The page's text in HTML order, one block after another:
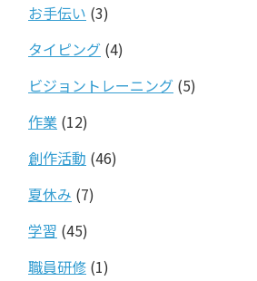
お手伝い (3)
タイピング (4)
ビジョントレーニング (5)
作業 (12)
創作活動 (46)
夏休み (7)
学習 (45)
職員研修 (1)